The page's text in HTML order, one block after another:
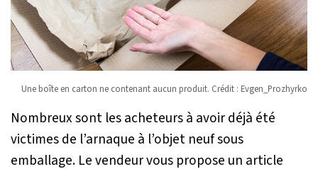
Une boîte en carton ne contenant aucun produit. Crédit : Evgen_Prozhyrko
Nombreux sont les acheteurs à avoir déjà été
victimes de l’arnaque à l’objet neuf sous
emballage. Le vendeur vous propose un article